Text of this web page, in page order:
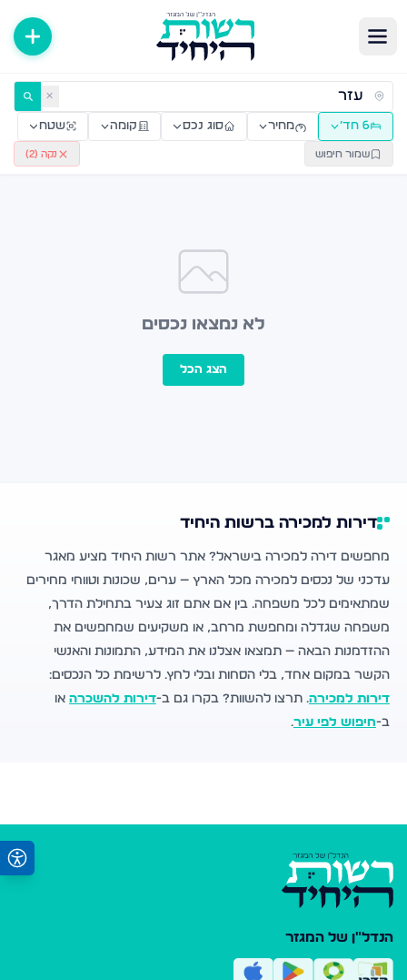
דירות למכירה ולהשכרה — רשות היחיד ✕
6 חד׳ מחיר סוג נכס קומה שטח
שמור חיפוש נקה (2
)
לא נמצאו נכסים
הצג הכל
דירות למכירה ברשות היחיד
מחפשים דירה למכירה בישראל? אתר רשות היחיד מציע מאגר
עדכני של נכסים למכירה מכל הארץ — ערים, שכונות וטווחי מחירים
שמתאימים לכל משפחה. בין אם אתם זוג צעיר בתחילת הדרך,
משפחה שגדלה ומחפשת מרחב, או משקיעים שמחפשים את
ההזדמנות הבאה — תמצאו אצלנו את המידע, התמונות והאנשי
הקשר במקום אחד, בלי הסחות ובלי לחץ. לרשימת כל הנכסים:
דירות למכירה. תרצו להשוות? בקרו גם ב-דירות להשכרה או
ב-חיפוש לפי עיר.
הנדל"ן של המגזר